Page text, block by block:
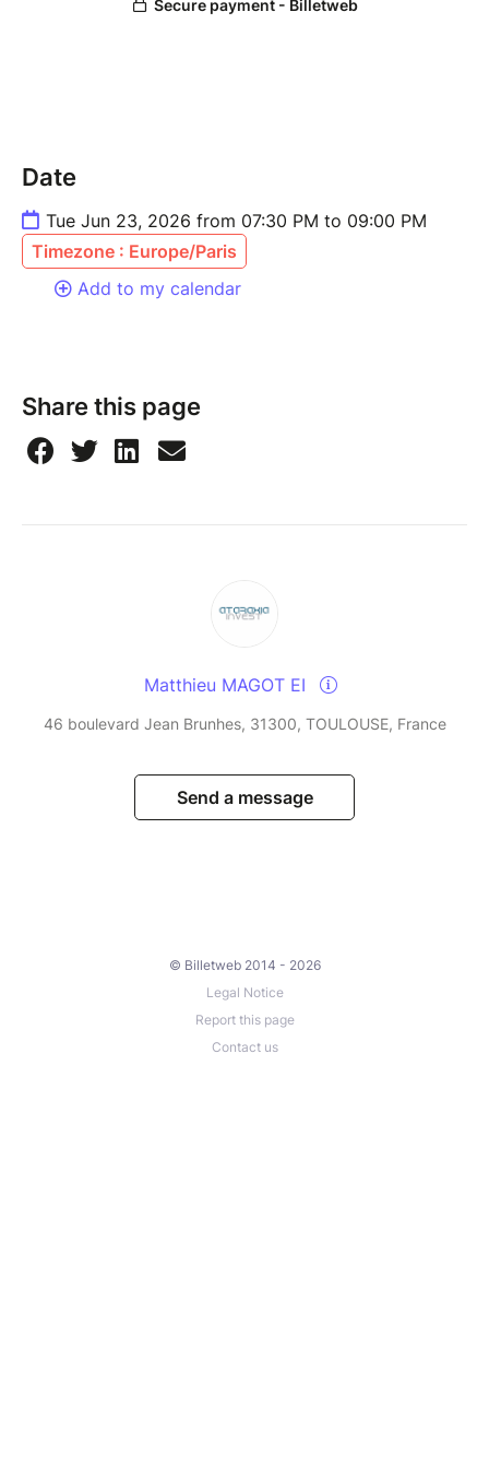
Date
Tue Jun 23, 2026 from 07:30 PM to 09:00 PM
Timezone : Europe/Paris
Add to my calendar
Share this page
Matthieu MAGOT EI
46 boulevard Jean Brunhes, 31300, TOULOUSE, France
Send a message
© Billetweb 2014 - 2026
Legal Notice
Report this page
Contact us